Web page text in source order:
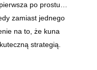
po prostu…
zamiast jednego
na to, że kuna
strategią.